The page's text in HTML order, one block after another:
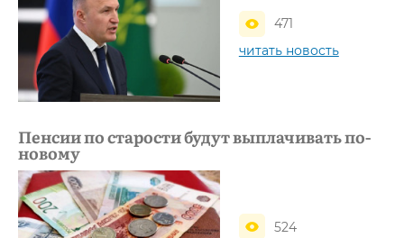
471
читать новость
Пенсии по старости будут выплачивать по-
новому
524